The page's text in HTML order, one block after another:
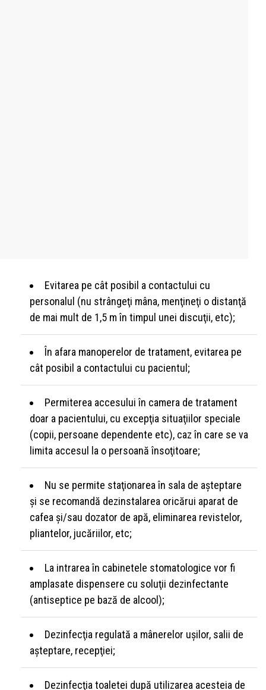
Evitarea pe cât posibil a contactului cu
personalul (nu strângeţi mâna, menţineţi o distanţă
de mai mult de 1,5 m în timpul unei discuţii, etc);
În afara manoperelor de tratament, evitarea pe
cât posibil a contactului cu pacientul;
Permiterea accesului în camera de tratament
doar a pacientului, cu excepţia situaţiilor speciale
(copii, persoane dependente etc), caz în care se va
limita accesul la o persoană însoţitoare;
Nu se permite staţionarea în sala de aşteptare
şi se recomandă dezinstalarea oricărui aparat de
cafea şi/sau dozator de apă, eliminarea revistelor,
pliantelor, jucăriilor, etc;
La intrarea în cabinetele stomatologice vor fi
amplasate dispensere cu soluţii dezinfectante
(antiseptice pe bază de alcool);
Dezinfecţia regulată a mânerelor uşilor, salii de
aşteptare, recepţiei;
Dezinfecţia toaletei după utilizarea acesteia de